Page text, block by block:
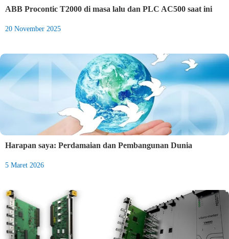
ABB Procontic T2000 di masa lalu dan PLC AC500 saat ini
20 November 2025
Harapan saya: Perdamaian dan Pembangunan Dunia
5 Maret 2026